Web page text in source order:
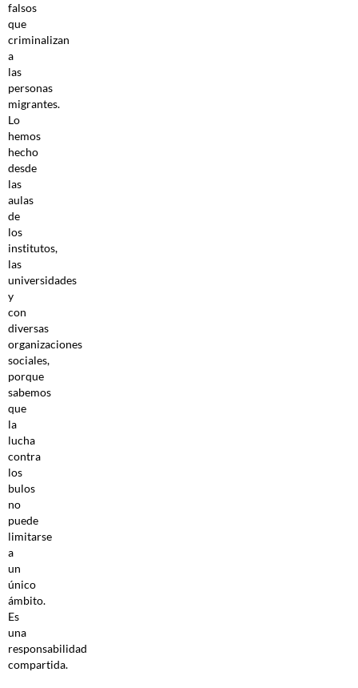
falsos
que
criminalizan
a
las
personas
migrantes.
Lo
hemos
hecho
desde
las
aulas
de
los
institutos,
las
universidades
y
con
diversas
organizaciones
sociales,
porque
sabemos
que
la
lucha
contra
los
bulos
no
puede
limitarse
a
un
único
ámbito.
Es
una
responsabilidad
compartida.